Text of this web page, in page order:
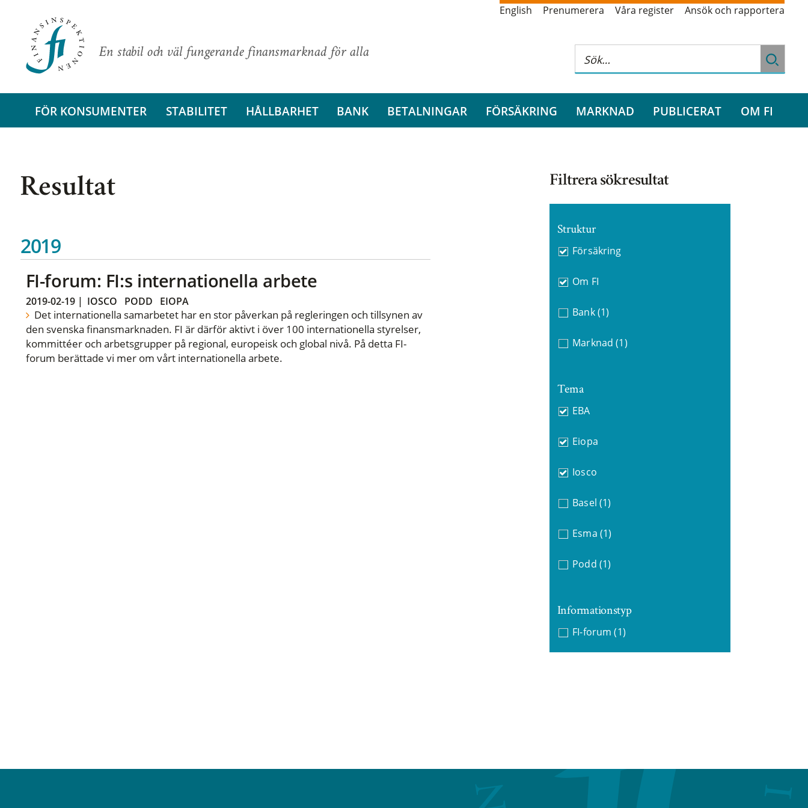
En stabil och väl fungerande finansmarknad för alla
English Prenumerera Våra register Ansök och rapportera
FÖR KONSUMENTER STABILITET HÅLLBARHET BANK BETALNINGAR FÖRSÄKRING MARKNAD PUBLICERAT OM FI
Resultat
2019
FI-forum: FI:s internationella arbete
2019-02-19| IOSCO PODD EIOPA
Det internationella samarbetet har en stor påverkan på regleringen och tillsynen av
den svenska finansmarknaden. FI är därför aktivt i över 100 internationella styrelser,
kommittéer och arbetsgrupper på regional, europeisk och global nivå. På detta FI-
forum berättade vi mer om vårt internationella arbete.
Filtrera sökresultat
Struktur
Försäkring
Om FI
Bank (1)
Marknad (1)
Tema
EBA
Eiopa
Iosco
Basel (1)
Esma (1)
Podd (1)
Informationstyp
FI-forum (1)